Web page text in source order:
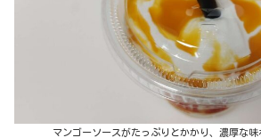
マンゴーソースがたっぷりとかかり、濃厚な味